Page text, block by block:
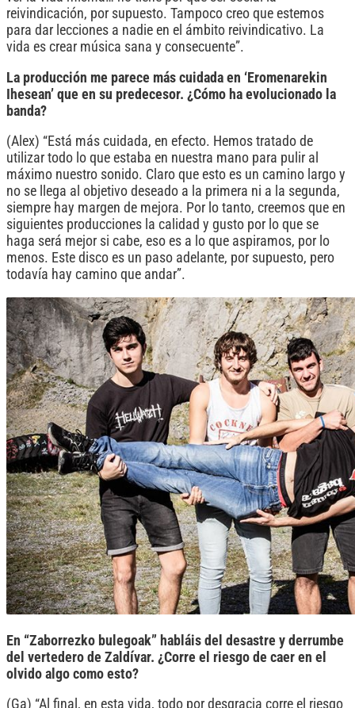
reivindicación, por supuesto. Tampoco creo que estemos
para dar lecciones a nadie en el ámbito reivindicativo. La
vida es crear música sana y consecuente”.
La producción me parece más cuidada en ‘Eromenarekin
Ihesean’ que en su predecesor. ¿Cómo ha evolucionado la
banda?
(Alex) “Está más cuidada, en efecto. Hemos tratado de
utilizar todo lo que estaba en nuestra mano para pulir al
máximo nuestro sonido. Claro que esto es un camino largo y
no se llega al objetivo deseado a la primera ni a la segunda,
siempre hay margen de mejora. Por lo tanto, creemos que en
siguientes producciones la calidad y gusto por lo que se
haga será mejor si cabe, eso es a lo que aspiramos, por lo
menos. Este disco es un paso adelante, por supuesto, pero
todavía hay camino que andar”.
En “Zaborrezko bulegoak” habláis del desastre y derrumbe
del vertedero de Zaldívar. ¿Corre el riesgo de caer en el
olvido algo como esto?
(Ga) “Al final, en esta vida, todo por desgracia corre el riesgo